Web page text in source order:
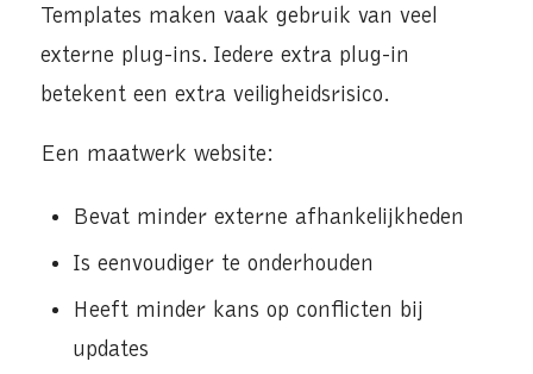
Templates maken vaak gebruik van veel
externe plug-ins. Iedere extra plug-in
betekent een extra veiligheidsrisico.
Een maatwerk website:
Bevat minder externe afhankelijkheden
Is eenvoudiger te onderhouden
Heeft minder kans op conflicten bij
updates